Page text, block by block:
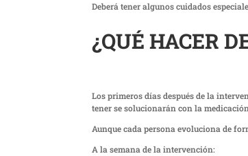
Deberá tener algunos cuidados
¿QUÉ HACER
Los primeros días después de la
tener se solucionarán con la
Aunque cada persona evoluciona de
A la semana de la intervención: